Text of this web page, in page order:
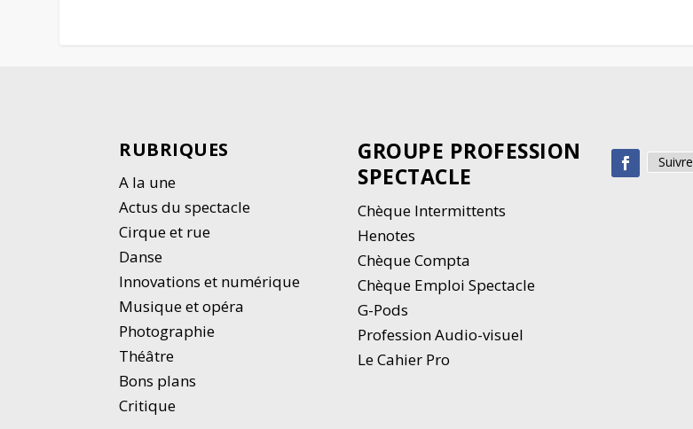
RUBRIQUES
A la une
Actus du spectacle
Cirque et rue
Danse
Innovations et numérique
Musique et opéra
Photographie
Théâtre
Bons plans
Critique
GROUPE PROFESSION
SPECTACLE
Chèque Intermittents
Henotes
Chèque Compta
Chèque Emploi Spectacle
G-Pods
Profession Audio-visuel
Le Cahier Pro
Suivre